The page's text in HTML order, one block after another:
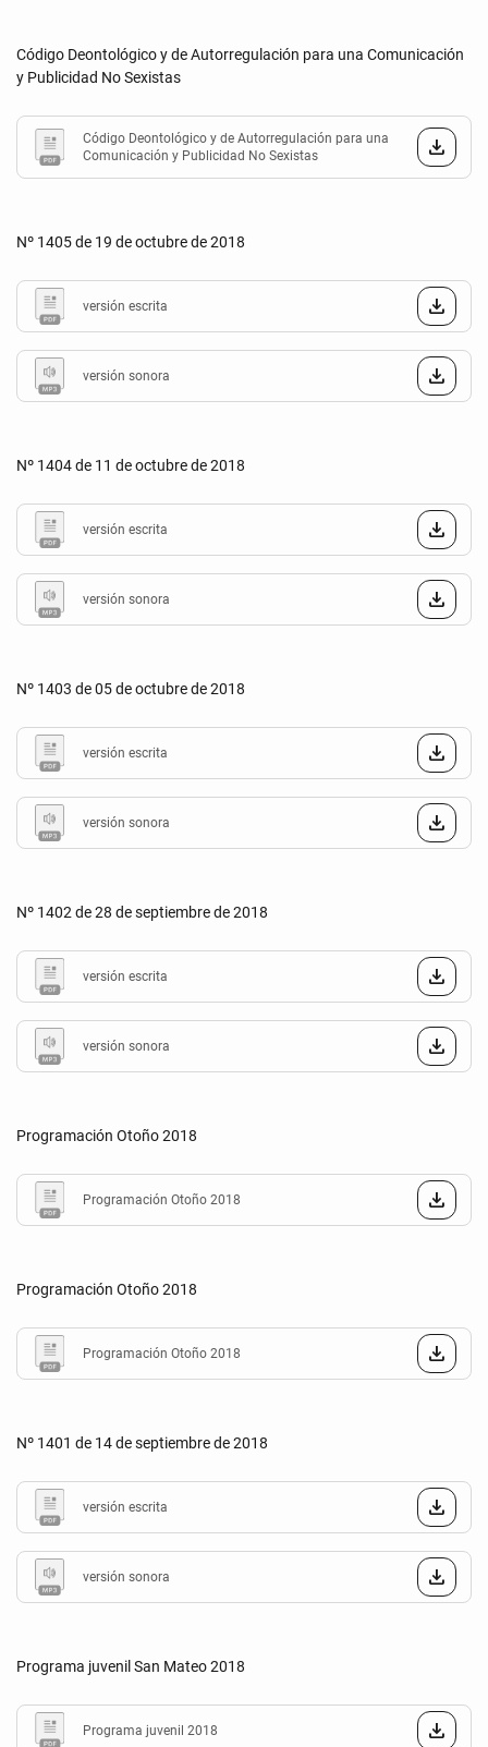
Código Deontológico y de Autorregulación para una Comunicación
y Publicidad No Sexistas
Código Deontológico y de Autorregulación para una
Comunicación y Publicidad No Sexistas
Nº 1405 de 19 de octubre de 2018
versión escrita
versión sonora
Nº 1404 de 11 de octubre de 2018
versión escrita
versión sonora
Nº 1403 de 05 de octubre de 2018
versión escrita
versión sonora
Nº 1402 de 28 de septiembre de 2018
versión escrita
versión sonora
Programación Otoño 2018
Programación Otoño 2018
Programación Otoño 2018
Programación Otoño 2018
Nº 1401 de 14 de septiembre de 2018
versión escrita
versión sonora
Programa juvenil San Mateo 2018
Programa juvenil 2018